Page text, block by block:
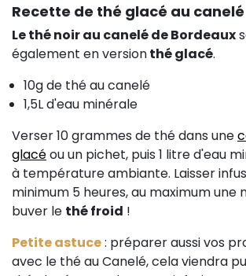
Recette de thé glacé au canelé
Le thé noir au canelé de Bordeaux
également en versionthé glacé.
10g de thé au canelé
1,5L d'eau minérale
Verser 10 grammes de thé dans une
glacéou un pichet, puis 1 litre d'eau
à température ambiante. Laisser
minimum 5 heures, au maximum une
buver le thé froid !
Petite astuce: préparer aussi vos
avec le thé au Canelé, cela viendra